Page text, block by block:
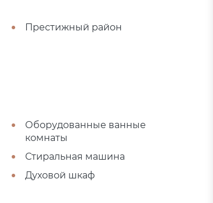
Престижный район
Оборудованные ванные
комнаты
Стиральная машина
Духовой шкаф